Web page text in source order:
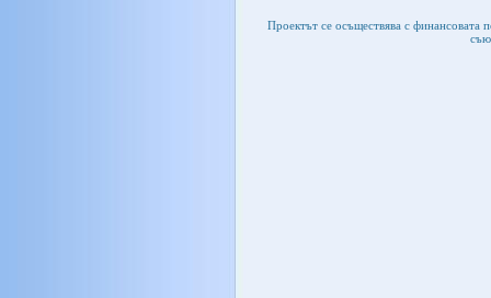
Проектът се осъществява с финансовата